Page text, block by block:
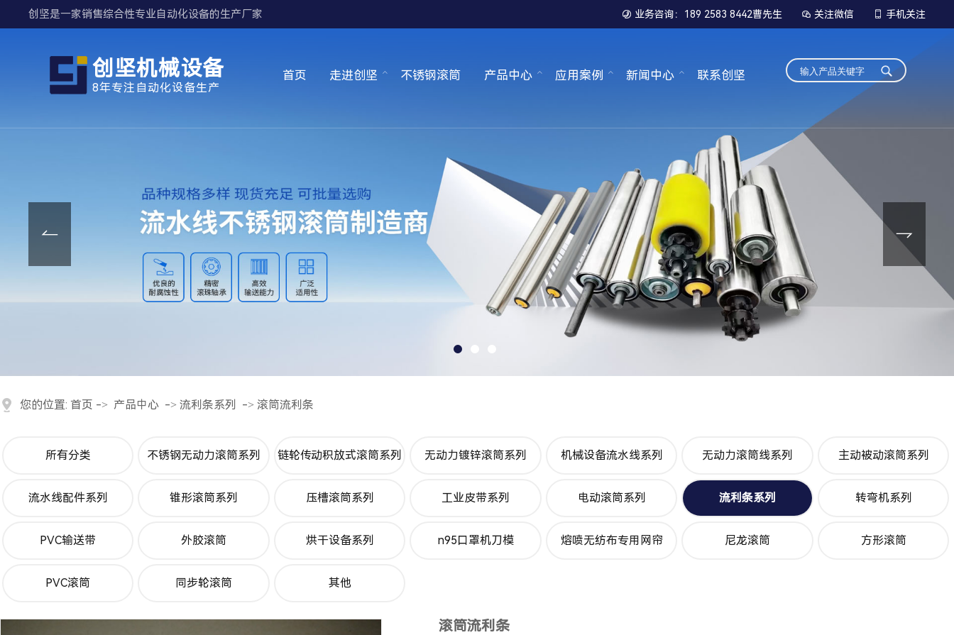
创坚是一家销售综合性专业自动化设备的生产厂家  业务咨询：189 2583 8442曹先生  关注微信  手机关注
创坚机械设备
8年专注自动化设备生产
首页 走进创坚 不锈钢滚筒 产品中心 应用案例 新闻中心 联系创坚
 
您的位置: 首页 -> 产品中心 -> 流利条系列 -> 滚筒流利条
所有分类 不锈钢无动力滚筒系列 链轮传动积放式滚筒系列 无动力镀锌滚筒系列 机械设备流水线系列 无动力滚筒线系列 主动被动滚筒系列
流水线配件系列 锥形滚筒系列 压槽滚筒系列 工业皮带系列 电动滚筒系列 流利条系列 转弯机系列
PVC输送带 外胶滚筒 烘干设备系列 n95口罩机刀模 熔喷无纺布专用网帘 尼龙滚筒 方形滚筒
PVC滚筒 同步轮滚筒 其他
滚筒流利条